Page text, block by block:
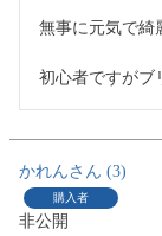
無事に元気で綺
初心者ですがブ
かれん 3
購入者
非公開